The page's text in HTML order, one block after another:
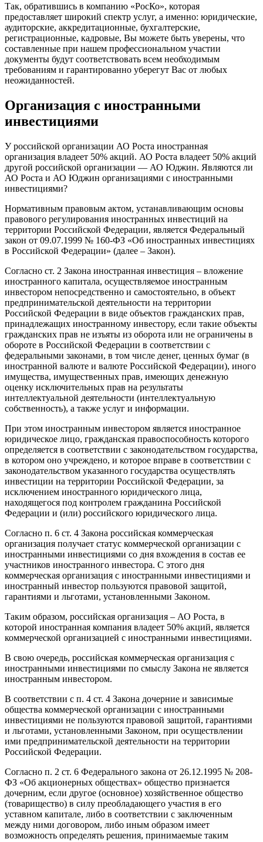
Так, обратившись в компанию «РосКо», которая
предоставляет широкий спектр услуг, а именно: юридические,
аудиторские, аккредитационные, бухгалтерские,
регистрационные, кадровые, Вы можете быть уверены, что
составленные при нашем профессиональном участии
документы будут соответствовать всем необходимым
требованиям и гарантированно уберегут Вас от любых
неожиданностей.
Организация с иностранными
инвестициями
У российской организации АО Роста иностранная
организация владеет 50% акций. АО Роста владеет 50% акций
другой российской организации — АО Юджин. Являются ли
АО Роста и АО Юджин организациями с иностранными
инвестициями?
Нормативным правовым актом, устанавливающим основы
правового регулирования иностранных инвестиций на
территории Российской Федерации, является Федеральный
закон от 09.07.1999 № 160-ФЗ «Об иностранных инвестициях
в Российской Федерации» (далее – Закон).
Согласно ст. 2 Закона иностранная инвестиция – вложение
иностранного капитала, осуществляемое иностранным
инвестором непосредственно и самостоятельно, в объект
предпринимательской деятельности на территории
Российской Федерации в виде объектов гражданских прав,
принадлежащих иностранному инвестору, если такие объекты
гражданских прав не изъяты из оборота или не ограничены в
обороте в Российской Федерации в соответствии с
федеральными законами, в том числе денег, ценных бумаг (в
иностранной валюте и валюте Российской Федерации), иного
имущества, имущественных прав, имеющих денежную
оценку исключительных прав на результаты
интеллектуальной деятельности (интеллектуальную
собственность), а также услуг и информации.
При этом иностранным инвестором является иностранное
юридическое лицо, гражданская правоспособность которого
определяется в соответствии с законодательством государства,
в котором оно учреждено, и которое вправе в соответствии с
законодательством указанного государства осуществлять
инвестиции на территории Российской Федерации, за
исключением иностранного юридического лица,
находящегося под контролем гражданина Российской
Федерации и (или) российского юридического лица.
Согласно п. 6 ст. 4 Закона российская коммерческая
организация получает статус коммерческой организации с
иностранными инвестициями со дня вхождения в состав ее
участников иностранного инвестора. С этого дня
коммерческая организация с иностранными инвестициями и
иностранный инвестор пользуются правовой защитой,
гарантиями и льготами, установленными Законом.
Таким образом, российская организация – АО Роста, в
которой иностранная компания владеет 50% акций, является
коммерческой организацией с иностранными инвестициями.
В свою очередь, российская коммерческая организация с
иностранными инвестициями по смыслу Закона не является
иностранным инвестором.
В соответствии с п. 4 ст. 4 Закона дочерние и зависимые
общества коммерческой организации с иностранными
инвестициями не пользуются правовой защитой, гарантиями
и льготами, установленными Законом, при осуществлении
ими предпринимательской деятельности на территории
Российской Федерации.
Согласно п. 2 ст. 6 Федерального закона от 26.12.1995 № 208-
ФЗ «Об акционерных обществах» общество признается
дочерним, если другое (основное) хозяйственное общество
(товарищество) в силу преобладающего участия в его
уставном капитале, либо в соответствии с заключенным
между ними договором, либо иным образом имеет
возможность определять решения, принимаемые таким